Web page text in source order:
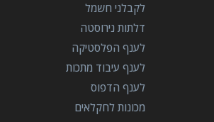
לקבלני חשמל
דלתות נירוסטה
לענף הפלסטיקה
לענף עיבוד מתכות
לענף הדפוס
מכונות לחקלאים